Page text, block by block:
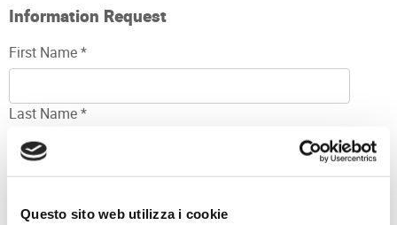
Questo sito web utilizza i cookie
Information Request
First Name *
Last Name *
Company *